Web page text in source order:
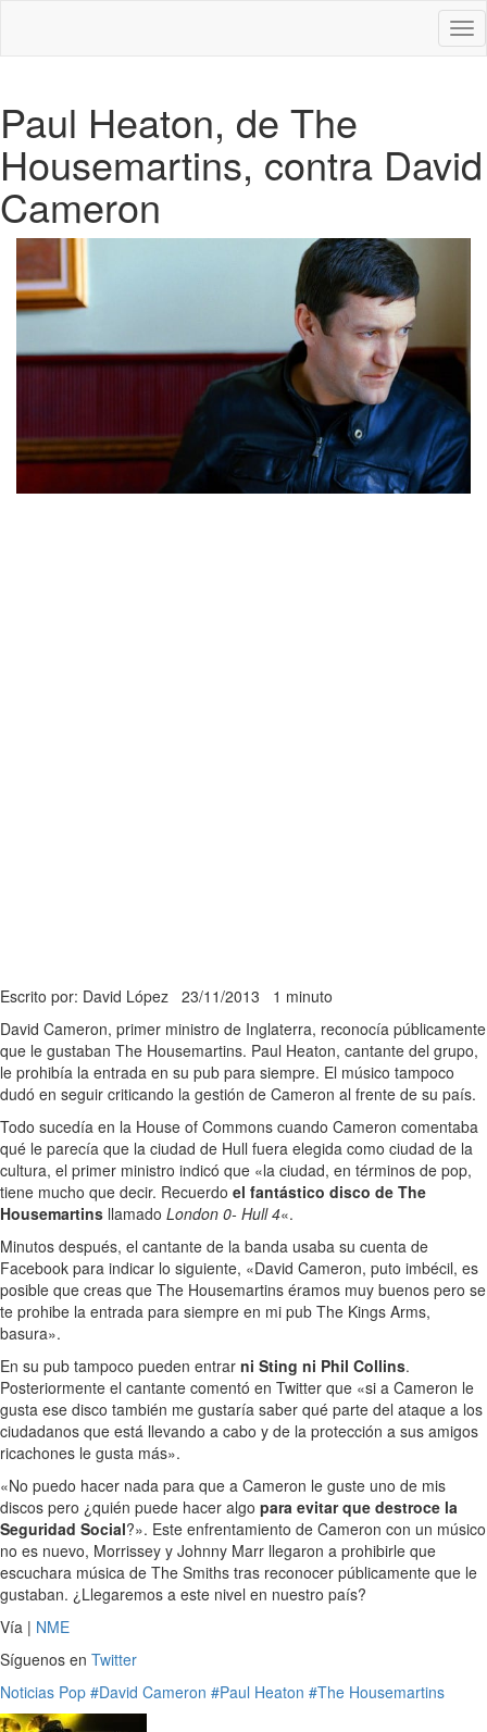
Paul Heaton, de The
Housemartins, contra David
Cameron
Escrito por: David López 23/11/2013 1 minuto
David Cameron, primer ministro de Inglaterra, reconocía públicamente
que le gustaban The Housemartins. Paul Heaton, cantante del grupo,
le prohibía la entrada en su pub para siempre. El músico tampoco
dudó en seguir criticando la gestión de Cameron al frente de su país.
Todo sucedía en la House of Commons cuando Cameron comentaba
qué le parecía que la ciudad de Hull fuera elegida como ciudad de la
cultura, el primer ministro indicó que «la ciudad, en términos de pop,
tiene mucho que decir. Recuerdo el fantástico disco de The
Housemartins llamado London 0- Hull 4«.
Minutos después, el cantante de la banda usaba su cuenta de
Facebook para indicar lo siguiente, «David Cameron, puto imbécil, es
posible que creas que The Housemartins éramos muy buenos pero se
te prohibe la entrada para siempre en mi pub The Kings Arms,
basura».
En su pub tampoco pueden entrar ni Sting ni Phil Collins.
Posteriormente el cantante comentó en Twitter que «si a Cameron le
gusta ese disco también me gustaría saber qué parte del ataque a los
ciudadanos que está llevando a cabo y de la protección a sus amigos
ricachones le gusta más».
«No puedo hacer nada para que a Cameron le guste uno de mis
discos pero ¿quién puede hacer algo para evitar que destroce la
Seguridad Social?». Este enfrentamiento de Cameron con un músico
no es nuevo, Morrissey y Johnny Marr llegaron a prohibirle que
escuchara música de The Smiths tras reconocer públicamente que le
gustaban. ¿Llegaremos a este nivel en nuestro país?
Vía | NME
Síguenos en Twitter
Noticias Pop #David Cameron #Paul Heaton #The Housemartins